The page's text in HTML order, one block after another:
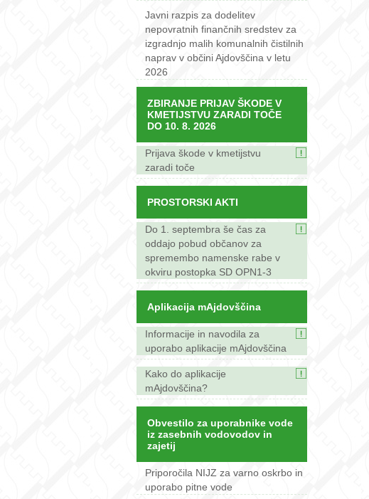
Javni razpis za dodelitev
nepovratnih finančnih sredstev za
izgradnjo malih komunalnih čistilnih
naprav v občini Ajdovščina v letu
2026
ZBIRANJE PRIJAV ŠKODE V
KMETIJSTVU ZARADI TOČE
DO 10. 8. 2026
Prijava škode v kmetijstvu
zaradi toče
PROSTORSKI AKTI
Do 1. septembra še čas za
oddajo pobud občanov za
spremembo namenske rabe v
okviru postopka SD OPN1-3
Aplikacija mAjdovščina
Informacije in navodila za
uporabo aplikacije mAjdovščina
Kako do aplikacije
mAjdovščina?
Obvestilo za uporabnike vode
iz zasebnih vodovodov in
zajetij
Priporočila NIJZ za varno oskrbo in
uporabo pitne vode